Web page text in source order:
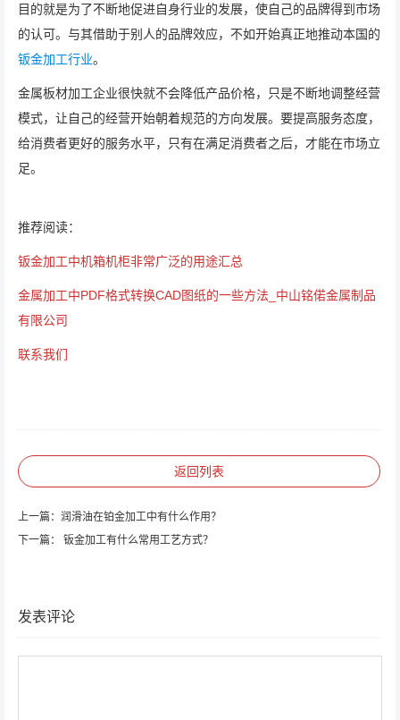
目的就是为了不断地促进自身行业的发展，使自己的品牌得到市场
的认可。与其借助于别人的品牌效应，不如开始真正地推动本国的
钣金加工行业。
金属板材加工企业很快就不会降低产品价格，只是不断地调整经营
模式，让自己的经营开始朝着规范的方向发展。要提高服务态度，
给消费者更好的服务水平，只有在满足消费者之后，才能在市场立
足。
推荐阅读：
钣金加工中机箱机柜非常广泛的用途汇总
金属加工中PDF格式转换CAD图纸的一些方法_中山铭偌金属制品
有限公司
联系我们
返回列表
上一篇： 润滑油在铂金加工中有什么作用？
下一篇：
钣金加工有什么常用工艺方式？
发表评论